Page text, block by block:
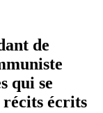
de
qui se
écrits